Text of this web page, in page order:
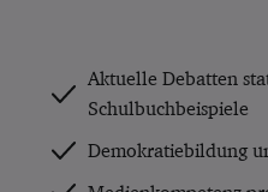
Aktuelle Debatten
Schulbuchbeispiele
Demokratiebildung